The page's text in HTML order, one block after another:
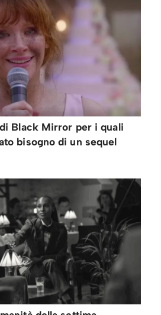
Black Mirror per i quali
bisogno di un sequel